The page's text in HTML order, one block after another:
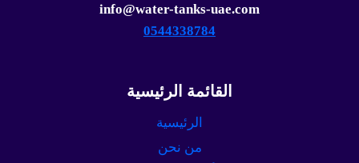
info@water-tanks-uae.com
0544338784
القائمة الرئيسية
الرئيسية
من نحن